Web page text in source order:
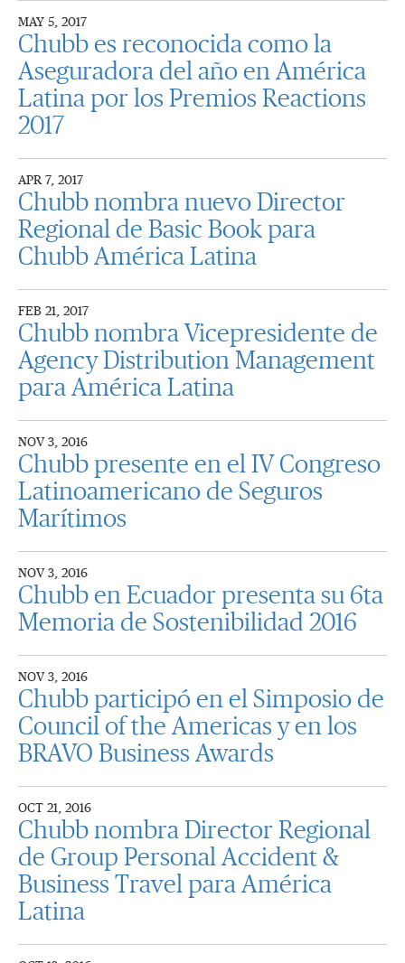
MAY 5, 2017
Chubb es reconocida como la
Aseguradora del año en América
Latina por los Premios Reactions
2017
APR 7, 2017
Chubb nombra nuevo Director
Regional de Basic Book para
Chubb América Latina
FEB 21, 2017
Chubb nombra Vicepresidente de
Agency Distribution Management
para América Latina
NOV 3, 2016
Chubb presente en el IV Congreso
Latinoamericano de Seguros
Marítimos
NOV 3, 2016
Chubb en Ecuador presenta su 6ta
Memoria de Sostenibilidad 2016
NOV 3, 2016
Chubb participó en el Simposio de
Council of the Americas y en los
BRAVO Business Awards
OCT 21, 2016
Chubb nombra Director Regional
de Group Personal Accident &
Business Travel para América
Latina